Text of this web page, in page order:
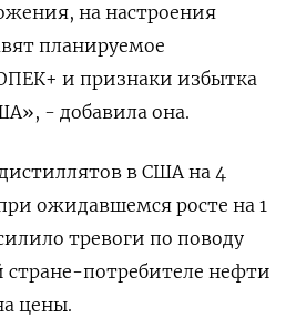
на настроения
планируемое
и признаки избытка
- добавила она.
в США на 4
ожидавшемся росте на 1
тревоги по поводу
стране-потребителе нефти
цены.